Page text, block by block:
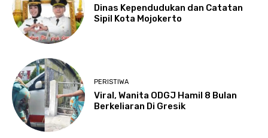
Dinas Kependudukan dan Catatan
Sipil Kota Mojokerto
PERISTIWA
Viral, Wanita ODGJ Hamil 8 Bulan
Berkeliaran Di Gresik